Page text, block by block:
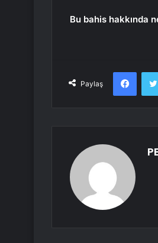
Bu bahis hakkında
Paylaş